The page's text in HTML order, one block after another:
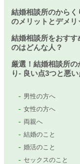
結婚相談所のからく
のメリットとデメリ
結婚相談所をおすす
のはどんな人？
厳選！結婚相談所の
り- 良い点3つと悪
男性の方へ
女性の方へ
両親へ
結婚のこと
婚活のこと
セックスのこと